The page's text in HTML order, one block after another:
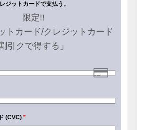
ジットカードで支払う。
限定!!
トカード/クレジットカード
引クで得する」
(CVC) *